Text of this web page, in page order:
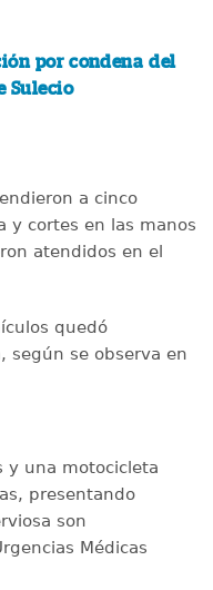
por condena del
Sulecio
a cinco
y cortes en las manos
atendidos en el
quedó
según se observa en
y una motocicleta
presentando
son
Médicas